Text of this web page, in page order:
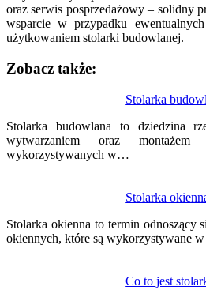
oraz serwis posprzedażowy – solidny
wsparcie w przypadku
użytkowaniem stolarki budowlanej.
Zobacz także:
Stolarka
Stolarka budowlana to dziedzina
wytwarzaniem oraz montażem
wykorzystywanych w…
Stolarka
Stolarka okienna to termin odnoszący
okiennych, które są wykorzystywane
Co to jest
wpisu